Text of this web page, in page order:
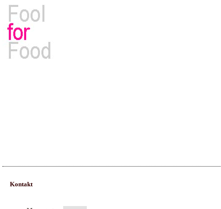
Kontakt